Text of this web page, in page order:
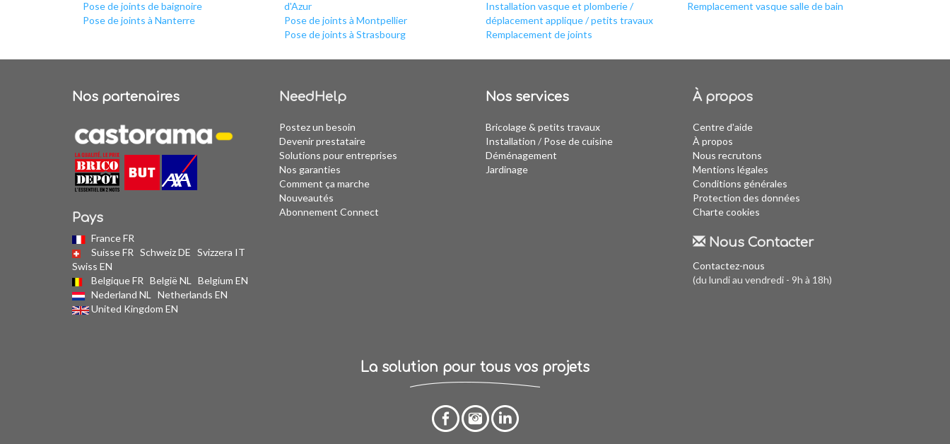
Pose de joints de baignoire
Pose de joints à Nanterre
d'Azur
Pose de joints à Montpellier
Pose de joints à Strasbourg
Installation vasque et plomberie /
déplacement applique / petits travaux
Remplacement de joints
Remplacement vasque salle de bain
Nos partenaires
Pays
France FR
Suisse FR Schweiz DE Svizzera IT
Swiss EN
Belgique FR België NL
Belgium EN
Nederland NL
Netherlands EN
United Kingdom EN
NeedHelp
Postez un besoin
Devenir prestataire
Solutions pour entreprises
Nos garanties
Comment ça marche
Nouveautés
Abonnement Connect
Nos services
Bricolage & petits travaux
Installation / Pose de cuisine
Déménagement
Jardinage
À propos
Centre d'aide
À propos
Nous recrutons
Mentions légales
Conditions générales
Protection des données
Charte cookies
Nous Contacter
Contactez-nous
(du lundi au vendredi - 9h à 18h)
La solution pour tous vos projets